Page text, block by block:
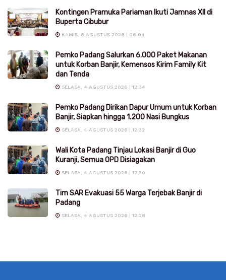
Kontingen Pramuka Pariaman Ikuti Jamnas XII di
Buperta Cibubur
KAMIS, 6 AGUSTUS 2026 | 06:04
Pemko Padang Salurkan 6.000 Paket Makanan
untuk Korban Banjir, Kemensos Kirim Family Kit
dan Tenda
SELASA, 4 AGUSTUS 2026 | 12:34
Pemko Padang Dirikan Dapur Umum untuk Korban
Banjir, Siapkan hingga 1.200 Nasi Bungkus
SELASA, 4 AGUSTUS 2026 | 12:32
Wali Kota Padang Tinjau Lokasi Banjir di Guo
Kuranji, Semua OPD Disiagakan
SELASA, 4 AGUSTUS 2026 | 12:30
Tim SAR Evakuasi 55 Warga Terjebak Banjir di
Padang
SELASA, 4 AGUSTUS 2026 | 12:28